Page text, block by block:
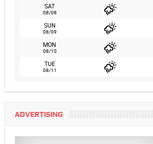
SAT
08/08
SUN
08/09
MON
08/10
TUE
08/11
ADVERTISING